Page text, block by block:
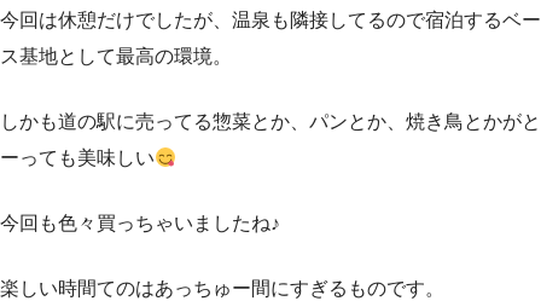
今回は休憩だけでしたが、温泉も隣接してるので宿泊するベー
ス基地として最高の環境。
しかも道の駅に売ってる惣菜とか、パンとか、焼き鳥とかがと
ーっても美味しい
今回も色々買っちゃいましたね♪
楽しい時間てのはあっちゅー間にすぎるものです。